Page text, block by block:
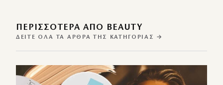
ΠΕΡΙΣΣΌΤΕΡΑ ΑΠΌ BEAUTY
ΔΕΊΤΕ ΌΛΑ ΤΑ ΆΡΘΡΑ ΤΗΣ ΚΑΤΗΓΟΡΊΑΣ →